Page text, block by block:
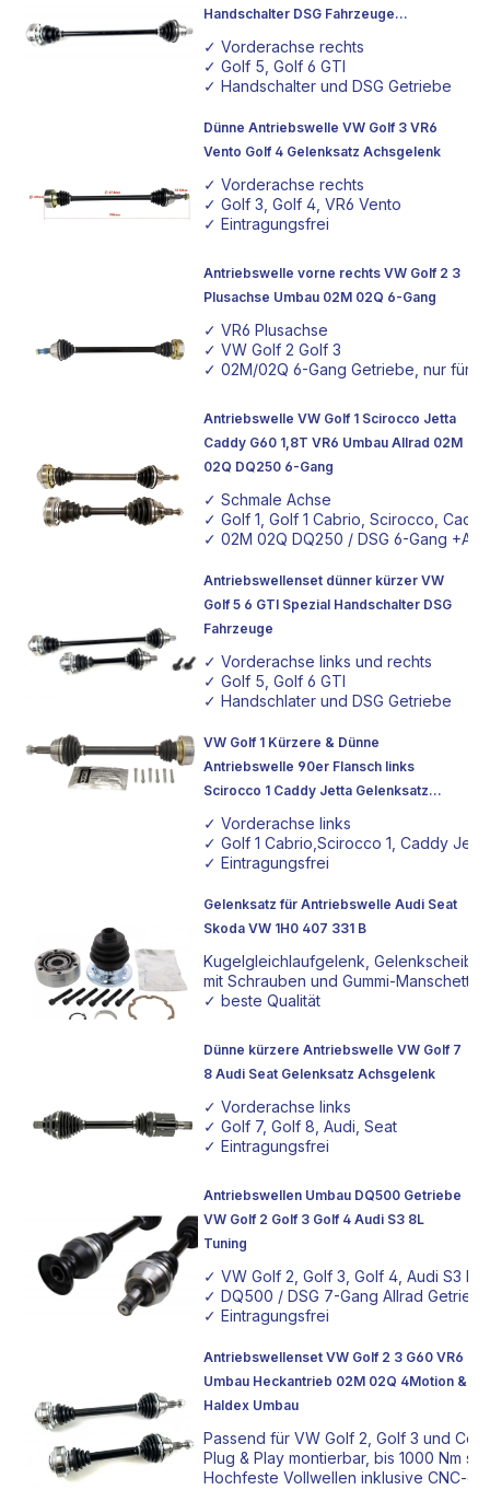
Handschalter DSG Fahrzeuge
Beifahrerseite
✓ Vorderachse rechts
✓ Golf 5, Golf 6 GTI
✓ Handschalter und DSG Getriebe
Dünne Antriebswelle VW Golf 3 VR6
Vento Golf 4 Gelenksatz Achsgelenk
✓ Vorderachse rechts
✓ Golf 3, Golf 4, VR6 Vento
✓ Eintragungsfrei
Antriebswelle vorne rechts VW Golf 2 3
Plusachse Umbau 02M 02Q 6-Gang
✓ VR6 Plusachse
✓ VW Golf 2 Golf 3
✓ 02M/02Q 6-Gang Getriebe, nur für
Antriebswelle VW Golf 1 Scirocco Jetta
Caddy G60 1,8T VR6 Umbau Allrad 02M
02Q DQ250 6-Gang
✓ Schmale Achse
✓ Golf 1, Golf 1 Cabrio, Scirocco,
✓ 02M 02Q DQ250 / DSG 6-Gang
Antriebswellenset dünner kürzer VW
Golf 5 6 GTI Spezial Handschalter DSG
Fahrzeuge
✓ Vorderachse links und rechts
✓ Golf 5, Golf 6 GTI
✓ Handschlater und DSG Getriebe
VW Golf 1 Kürzere & Dünne
Antriebswelle 90er Flansch links
Scirocco 1 Caddy Jetta Gelenksatz
Tiefergelegt Achsgelenk 90er Flansch
✓ Vorderachse links
✓ Golf 1 Cabrio,Scirocco 1, Caddy Jetta
✓ Eintragungsfrei
Gelenksatz für Antriebswelle Audi Seat
Skoda VW 1H0 407 331 B
Kugelgleichlaufgelenk, Gelenkscheibe
mit Schrauben und Gummi-Manschette
✓ beste Qualität
Dünne kürzere Antriebswelle VW Golf 7
8 Audi Seat Gelenksatz Achsgelenk
✓ Vorderachse links
✓ Golf 7, Golf 8, Audi, Seat
✓ Eintragungsfrei
Antriebswellen Umbau DQ500 Getriebe
VW Golf 2 Golf 3 Golf 4 Audi S3 8L
Tuning
✓ VW Golf 2, Golf 3, Golf 4, Audi S3
✓ DQ500 / DSG 7-Gang Allrad
✓ Eintragungsfrei
Antriebswellenset VW Golf 2 3 G60 VR6
Umbau Heckantrieb 02M 02Q 4Motion &
Haldex Umbau
Passend für VW Golf 2, Golf 3 und
Plug & Play montierbar, bis 1000 Nm
Hochfeste Vollwellen inklusive CNC-